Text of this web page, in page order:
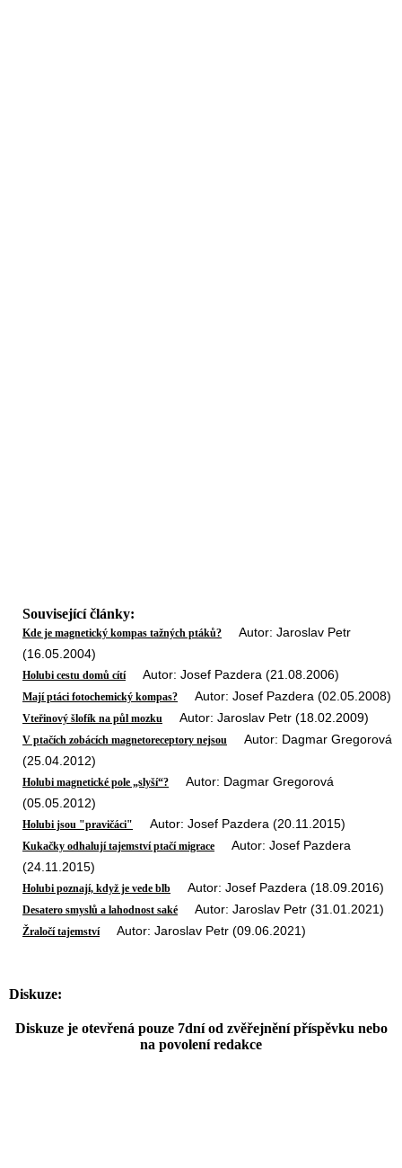
Související články:
Kde je magnetický kompas tažných ptáků? Autor: Jaroslav Petr
(16.05.2004)
Holubi cestu domů cítíAutor: Josef Pazdera (21.08.2006)
Mají ptáci fotochemický kompas? Autor: Josef Pazdera (02.05.2008)
Vteřinový šlofík na půl mozku Autor: Jaroslav Petr (18.02.2009)
V ptačích zobácích magnetoreceptory nejsou
Autor: Dagmar Gregorová
(25.04.2012)
Holubi magnetické pole „slyší“? Autor: Dagmar Gregorová
(05.05.2012)
Holubi jsou "pravičáci" Autor: Josef Pazdera (20.11.2015)
Kukačky odhalují tajemství ptačí migrace Autor: Josef Pazdera
(24.11.2015)
Holubi poznají, když je vede blb Autor: Josef Pazdera (18.09.2016)
Desatero smyslů a lahodnost saké Autor: Jaroslav Petr (31.01.2021)
Žraločí tajemstvíAutor: Jaroslav Petr (09.06.2021)
Diskuze:
Diskuze je otevřená pouze 7dní od zvěřejnění příspěvku nebo
na povolení redakce